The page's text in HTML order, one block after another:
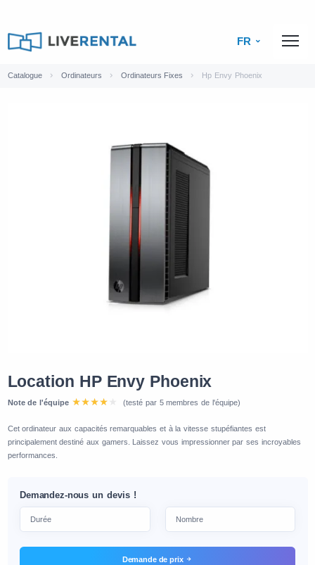
FR
Catalogue Ordinateurs Ordinateurs Fixes Hp Envy Phoenix
Location HP Envy Phoenix
Note de l'équipe (testé par 5 membres de l'équipe)
Cet ordinateur aux capacités remarquables et à la vitesse stupéfiantes est
principalement destiné aux gamers. Laissez vous impressionner par ses incroyables
performances.
Demandez-nous un devis !
Demande de prix